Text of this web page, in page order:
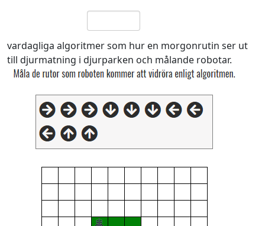
vardagliga algoritmer som hur en morgonrutin ser ut
till djurmatning i djurparken och målande robotar.